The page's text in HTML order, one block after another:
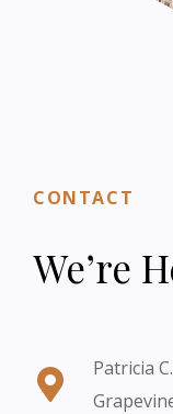
CONTACT
We’re
Patricia